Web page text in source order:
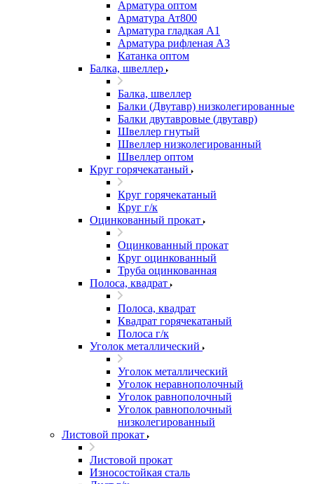
Арматура оптом
Арматура Ат800
Арматура гладкая А1
Арматура рифленая А3
Катанка оптом
Балка, швеллер
Балка, швеллер
Балки (Двутавр) низколегированные
Балки двутавровые (двутавр)
Швеллер гнутый
Швеллер низколегированный
Швеллер оптом
Круг горячекатаный
Круг горячекатаный
Круг г/к
Оцинкованный прокат
Оцинкованный прокат
Круг оцинкованный
Труба оцинкованная
Полоса, квадрат
Полоса, квадрат
Квадрат горячекатаный
Полоса г/к
Уголок металлический
Уголок металлический
Уголок неравнополочный
Уголок равнополочный
Уголок равнополочный
низколегированный
Листовой прокат
Листовой прокат
Износостойкая сталь